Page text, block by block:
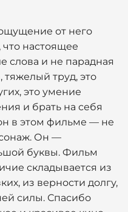
от него
что настоящее
слова и не парадная
труд, это
это умение
и брать на себя
в этом фильме — не
Он —
буквы. Фильм
складывается из
из верности долгу,
силы. Спасибо